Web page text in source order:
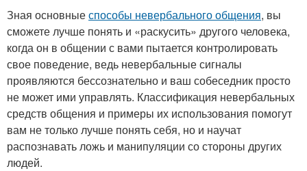
Зная основныеспособы невербального общения, вы
сможете лучше понять и «раскусить» другого человека,
когда он в общении с вами пытается контролировать
свое поведение, ведь невербальные сигналы
проявляются бессознательно и ваш собеседник просто
не может ими управлять. Классификация невербальных
средств общения и примеры их использования помогут
вам не только лучше понять себя, но и научат
распознавать ложь и манипуляции со стороны других
людей.